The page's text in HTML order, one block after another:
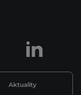
Aktuality
LinkedIn